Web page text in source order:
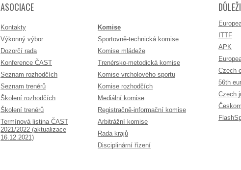
ASOCIACE
Kontakty
Výkonný výbor
Dozorčí rada
Konference ČAST
Seznam rozhodčích
Seznam trenérů
Školení rozhodčích
Školení trenérů
Termínová listina ČAST
2021/2022 (aktualizace
16.12.2021)
Komise
Sportovně-technická komise
Komise mládeže
Trenérsko-metodická komise
Komise vrcholového sportu
Komise rozhodčích
Mediální komise
Registračně-informační komise
Arbitrážní komise
Rada krajů
Disciplinární řízení
ITTF
APK
Czech
56th
Czech